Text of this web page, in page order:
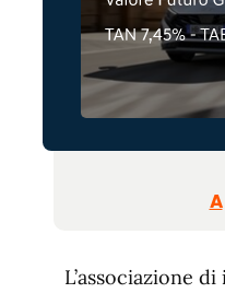
A
L’associazione